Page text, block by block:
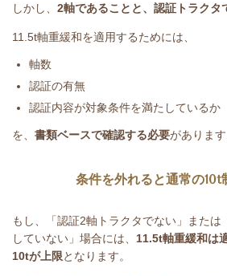
しかし、 2軸であることと、認証トラクタ
11.5t軸重緩和を適用するためには、
軸数
認証の有無
認証内容が対象条件を満たしているか
を、 書類ベースで確認する必要があります
条件を外れると通常の10t
もし、「認証2軸トラクタでない」または
していない」場合には、 11.5t軸重緩和は
10tが上限となります。